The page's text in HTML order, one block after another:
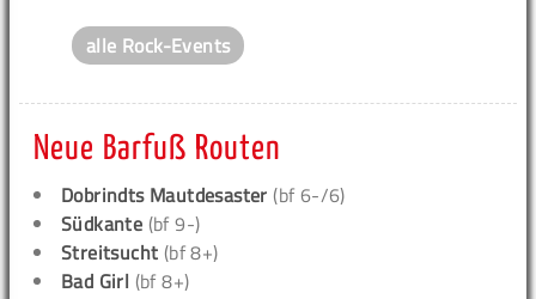
alle Rock-Events
Neue Barfuß Routen
Dobrindts Mautdesaster (bf 6-/6)
Südkante (bf 9-)
Streitsucht (bf 8+)
Bad Girl (bf 8+)